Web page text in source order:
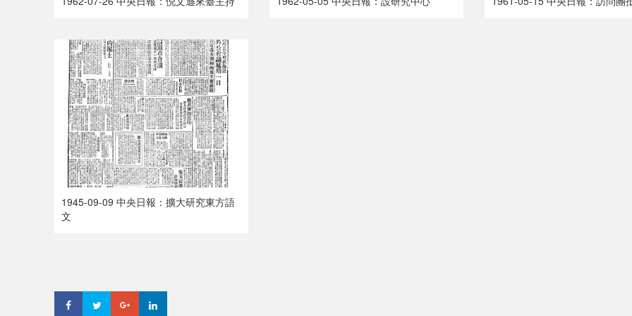
1945-09-09 中央日報：擴大研究東方語
文